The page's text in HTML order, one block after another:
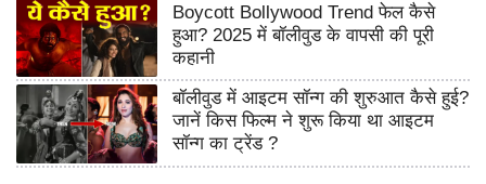
Boycott Bollywood Trend फेल कैसे
हुआ? 2025 में बॉलीवुड के वापसी की पूरी
कहानी
बॉलीवुड में आइटम सॉन्ग की शुरुआत कैसे हुई?
जानें किस फिल्म ने शुरू किया था आइटम
सॉन्ग का ट्रेंड ?